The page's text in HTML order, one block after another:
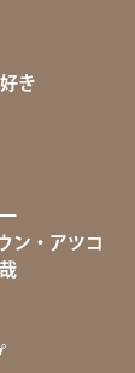
き
ン・アツコ